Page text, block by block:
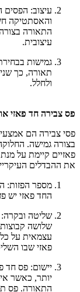
עיצוב: הפסים
והאסתטיקה
התאורה
עיצובית.
גמישות
תאורה, כך
ולחלל.
פס צבירה חד פאזי
פסי צבירה הם אמצעי
בצורה גמישה.
פאזיים קיימת על
את ההבדלים
מספר הפזות:
החד פאזי יש
שליטה
שלושה
עצמאית על
פאזי שבו
יישום: פס חד
יותר, כאשר
התאורה. פס